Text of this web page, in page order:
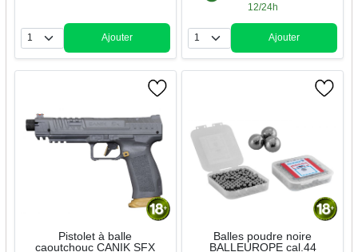
Quantité
Ajouter
12/24h
Quantité
Ajouter
Pistolet à balle
caoutchouc CANIK SFX
Balles poudre noire
BALLEUROPE cal.44